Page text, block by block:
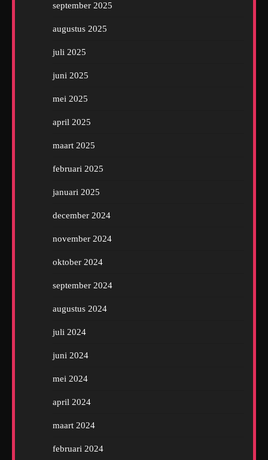
september 2025
augustus 2025
juli 2025
juni 2025
mei 2025
april 2025
maart 2025
februari 2025
januari 2025
december 2024
november 2024
oktober 2024
september 2024
augustus 2024
juli 2024
juni 2024
mei 2024
april 2024
maart 2024
februari 2024